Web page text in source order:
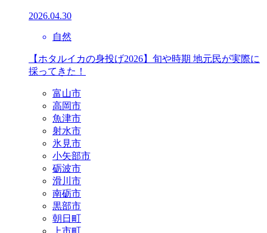
2026.04.30
自然
【ホタルイカの身投げ2026】旬や時期 地元民が実際に
採ってきた！
富山市
高岡市
魚津市
射水市
氷見市
小矢部市
砺波市
滑川市
南砺市
黒部市
朝日町
上市町